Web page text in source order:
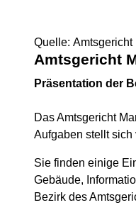
Quelle: Amtsgericht
Amtsgericht
Präsentation der
Das Amtsgericht
Aufgaben stellt sich
Sie finden einige
Gebäude,
Bezirk des